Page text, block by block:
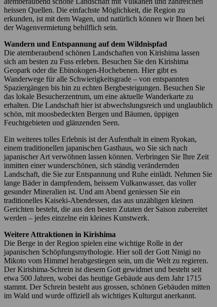
heissen Quellen. Die einfachste Möglichkeit, die Region zu
erkunden, ist mit dem Wagen, und natürlich können wir Ihnen bei
der Wagenvermietung behilflich sein.
Wandern und Entspannung auf dem Wildnispfad
Die atemberaubend schönen Landschaften von Kirishima lassen
sich am besten zu Fuss erleben. Besuchen Sie den Kirishima
Geopark oder die Ebinokogen-Hochebenen. Hier gibt es
Wanderwege für alle Schwierigkeitsgrade – von entspannten
Spaziergängen bis hin zu echten Bergbesteigungen. Besuchen Sie
das lokale Besucherzentrum, um eine aktuelle Wanderkarte zu
erhalten. Die Landschaft hier ist abwechslungsreich und unglaublich
schön, mit moosbedeckten Bergen und Bäumen, üppigen
Feuchtgebieten und glänzenden Seen.
​​​​Ein weiteres tolles Erlebnis ist der Aufenthalt in einem Ryokan,
einem traditionellen japanischen Gasthaus, wo Sie sich nach
japanischer Art verwöhnen lassen können. Verbringen Sie Ihre Zeit
inmitten einer wunderschönen, sich ständig verändernden
Landschaft, die Sie zur Entspannung und Ruhe einlädt. Nehmen Sie
lange Bäder in dampfendem, heissem Vulkanwasser, das voller
gesunder Mineralien ist. Und am Abend geniessen Sie ein
traditionelles Kaiseki-Abendessen, das aus unzähligen kleinen
Gerichten besteht, die aus den besten Zutaten der Saison zubereitet
werden – jedes einzelne ein kleines Kunstwerk.
Weitere Attraktionen in Kirishima
Die Berge in der Region spielen eine wichtige Rolle in der
japanischen Schöpfungsmythologie. Hier soll der Gott Ninigi no
Mikoto vom Himmel herabgestiegen sein, um die Welt zu regieren.
Der Kirishima-Schrein ist diesem Gott gewidmet und besteht seit
etwa 500 Jahren, wobei das heutige Gebäude aus dem Jahr 1715
stammt. Der Schrein besteht aus grossen, schönen Gebäuden mitten
im Wald und wurde offiziell als wichtiges Kulturgut anerkannt.